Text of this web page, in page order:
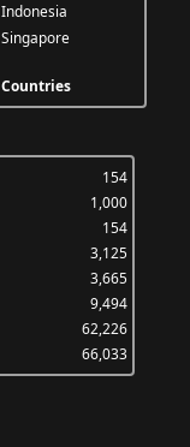
Indonesia
Singapore
Countries
154
1,000
154
3,125
3,665
9,494
62,226
66,033